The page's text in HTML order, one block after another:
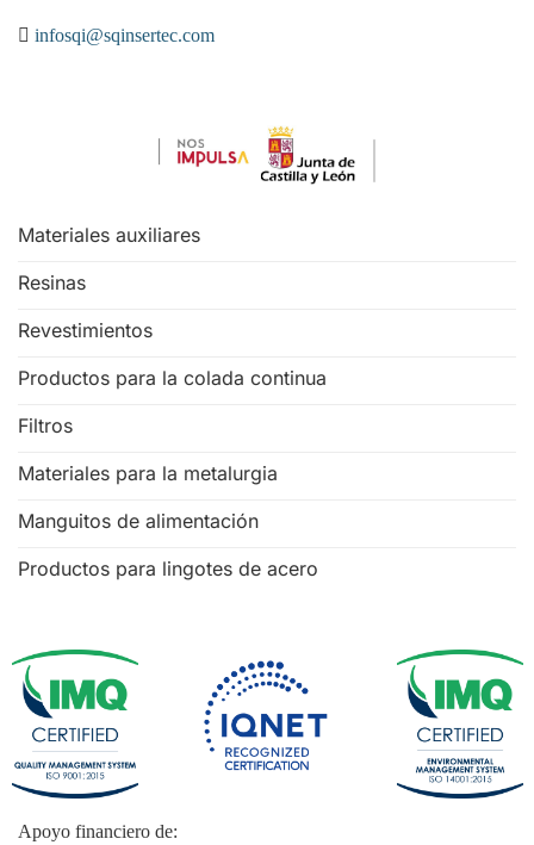
Materiales auxiliares
Resinas
Revestimientos
Productos para la colada continua
Filtros
Materiales para la metalurgia
Manguitos de alimentación
Productos para lingotes de acero
Apoyo financiero de:
infosqi@sqinsertec.com